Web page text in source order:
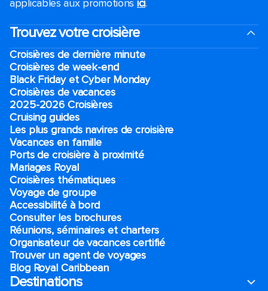
applicables aux promotions ici.
Trouvez votre croisière
Croisières de dernière minute
Croisières de week-end
Black Friday et Cyber Monday
Croisières de vacances
2025-2026 Croisières
Cruising guides
Les plus grands navires de croisière
Vacances en famille
Ports de croisière à proximité
Mariages Royal
Croisières thématiques
Voyage de groupe​
Accessibilité à bord​
Consulter les brochures
Réunions, séminaires et charters
Organisateur de vacances certifié
Trouver un agent de voyages
Blog Royal Caribbean
Destinations